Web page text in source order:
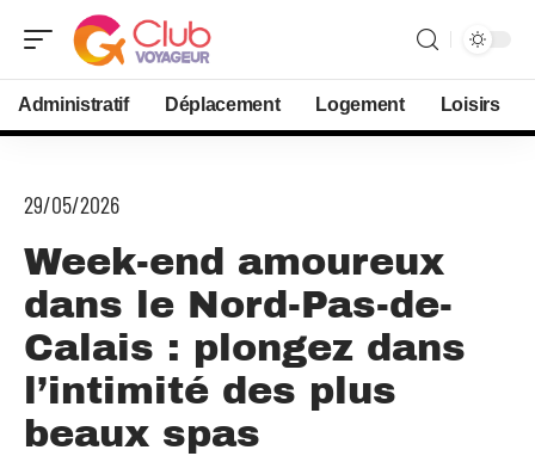
Administratif Déplacement Logement Loisirs
29/05/2026
Week-end amoureux
dans le Nord-Pas-de-
Calais : plongez dans
l’intimité des plus
beaux spas